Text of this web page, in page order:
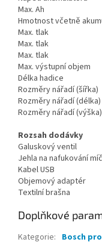
Max. Ah
Hmotnost včetně
Max. tlak
Max. tlak
Max. tlak
Max. výstupní objem
Délka hadice
Rozměry nářadí (šířka)
Rozměry nářadí (délka)
Rozměry nářadí (výška)
Rozsah dodávky
Galuskový ventil
Jehla na nafukování
Kabel USB
Objemový adaptér
Textilní brašna
Doplňkové
Kategorie: Bosch